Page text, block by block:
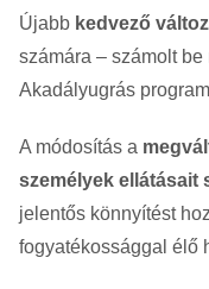
Újabb kedvező
számára – számolt
Akadályugrás
A módosítás a
személyek ellátásait
jelentős könnyítést
fogyatékossággal élő